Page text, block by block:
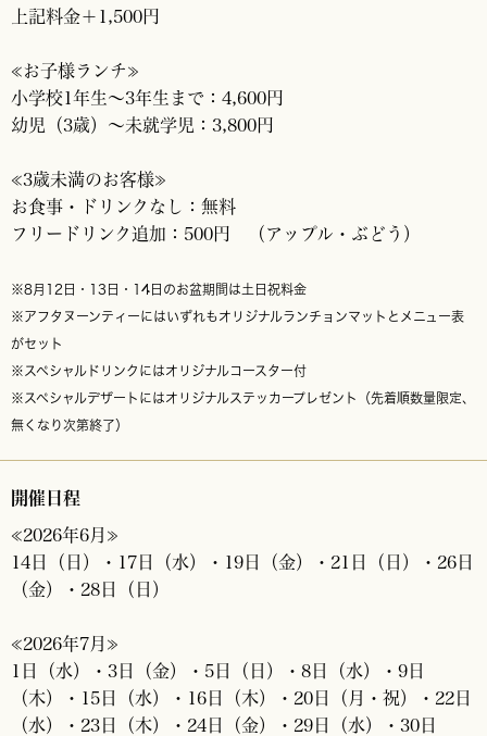
上記料金＋1,500円
≪お子様ランチ≫
小学校1年生～3年生まで：4,600円
幼児（3歳）～未就学児：3,800円
≪3歳未満のお客様≫
お食事・ドリンクなし：無料
フリードリンク追加：500円 （アップル・ぶどう）
※8月12日・13日・14日のお盆期間は土日祝料金
※アフタヌーンティーにはいずれもオリジナルランチョンマットとメニュー表
がセット
※スペシャルドリンクにはオリジナルコースター付
※スペシャルデザートにはオリジナルステッカープレゼント（先着順数量限定、
無くなり次第終了）
開催日程
≪2026年6月≫
14日（日）・17日（水）・19日（金）・21日（日）・26日
（金）・28日（日）
≪2026年7月≫
1日（水）・3日（金）・5日（日）・8日（水）・9日
（木）・15日（水）・16日（木）・20日（月・祝）・22日
（水）・23日（木）・24日（金）・29日（水）・30日